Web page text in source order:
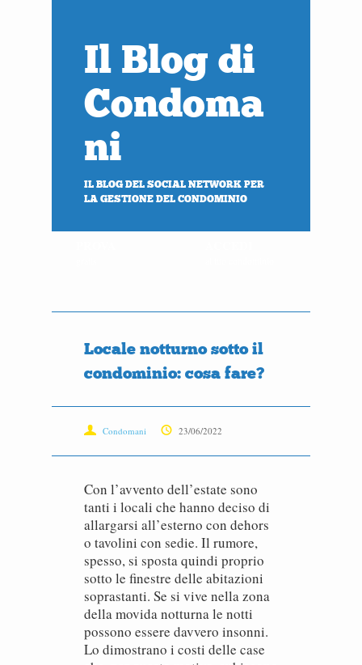
Il Blog di
Condoma
ni
IL BLOG DEL SOCIAL NETWORK PER
LA GESTIONE DEL CONDOMINIO
Locale notturno sotto il
condominio: cosa fare?
Condomani 23/06/2022
Con l’avvento dell’estate sono
tanti i locali che hanno deciso di
allargarsi all’esterno con dehors
o tavolini con sedie. Il rumore,
spesso, si sposta quindi proprio
sotto le finestre delle abitazioni
soprastanti. Se si vive nella zona
della movida notturna le notti
possono essere davvero insonni.
Lo dimostrano i costi delle case